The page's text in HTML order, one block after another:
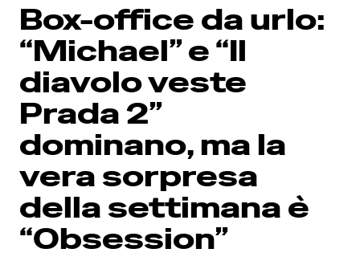
Box-office da urlo:
“Michael” e “Il
diavolo veste
Prada 2”
dominano, ma la
vera sorpresa
della settimana è
“Obsession”